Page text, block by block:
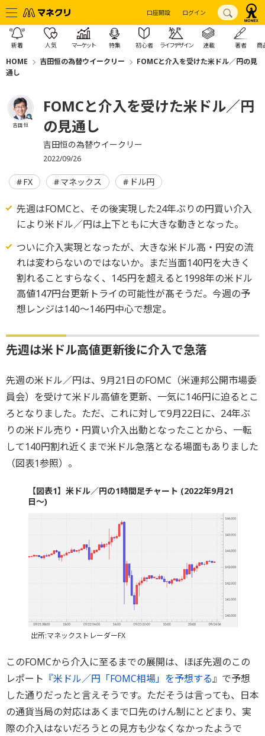
口座開設 ログイン
新着 人気 マーケット 特集 初心者 ライフデザイン 連載 著者 商
HOME 吉田恒の為替ウイークリー
FOMCと介入を受けた米ドル／円の見
通し
吉田 恒
FOMCと介入を受けた米ドル／円
の見通し
吉田恒の為替ウイークリー
2022/09/26
FX マネックス ドル円
先週はFOMCと、その後実現した24年ぶりの円買い介入
により米ドル／円は上下ともに大きな動きとなった。
ついに介入実現となったが、大きな米ドル高・円安の流
れは変わらないのではないか。まだ当面140円を大きく
割れることすらなく、145円を超えると1998年の米ドル
高値147円台更新トライの可能性が髙そうだ。今週の予
想レンジは140～146円中心で想定。
先週は米ドル高値更新後に介入で急落
先週の米ドル／円は、9月21日のFOMC（米連邦公開市場委
員会）を受けて米ドル高値を更新、一気に146円に迫るとこ
ろとなりました。ただ、これに対して9月22日に、24年ぶ
りの米ドル売り・円買い介入出動となったことから、一転
して140円割れ近くまで米ドル急落となる場面もありました
（図表1参照）。
【図表1】米ドル／円の1時間足チャート (2022年9月21
日～)
出所:マネックストレーダーFX
このFOMCから介入に至るまでの展開は、ほぼ先週のこの
レポート 『米ドル／円「FOMC相場」を予想する』で予想
した通りだったと言えそうです。ただそうは言っても、日本
の通貨当局の対応はあくまで口先のけん制にとどまり、実
際の介入はないだろうとの見方も少なくなかったようで